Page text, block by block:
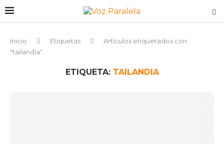
Inicio Etiquetas
Artículos etiquetados con
"tailandia"
ETIQUETA: TAILANDIA